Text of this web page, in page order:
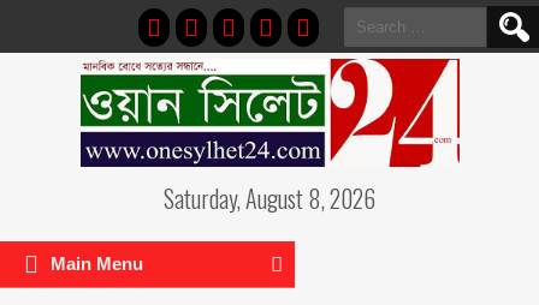
Search
for:
Saturday, August 8, 2026
Main Menu